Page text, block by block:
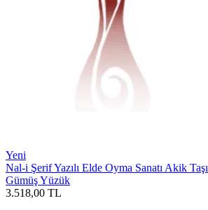
Yeni
Nal-i Şerif Yazılı Elde Oyma Sanatı Akik Taşı
Gümüş Yüzük
3.518,00 TL